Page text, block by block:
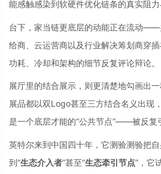
能感触感染到软硬件优化链条的真实阻力
台下，家当链更底层的动能正在流动——
给商、云运营商以及行业解决筹划商穿插
功耗、冷却和架构的细节反复评论辩论。
展厅里的结合展示，则更清楚地勾画出
展品都以双Logo甚至三方结合名义出现
是一个底层才能的“公共节点”——被反复
英特尔来到中国四十年，它测验测验把
到“生态介入者”甚至“生态牵引节点”，它